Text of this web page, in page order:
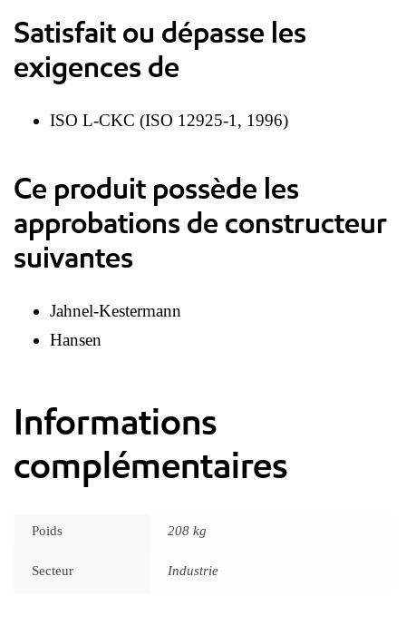
Satisfait ou dépasse les
exigences de
ISO L-CKC (ISO 12925-1, 1996)
Ce produit possède les
approbations de constructeur
suivantes
Jahnel-Kestermann
Hansen
Informations
complémentaires
Poids 208 kg
Secteur Industrie